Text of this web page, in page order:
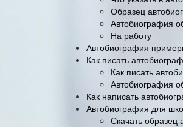
Образец
Автобиография
На работу
Автобиография
Как писать
Как писать
Автобиография
Как написать
Автобиография для
Скачать